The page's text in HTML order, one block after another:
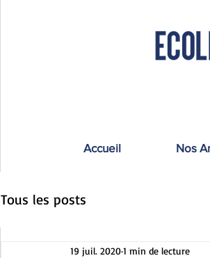
Accueil Nos
Tous les posts
19 juil. 20201 min de lecture